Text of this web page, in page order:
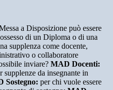
a Disposizione può essere
di un Diploma o di una
supplenza come docente,
o collaboratore
inviare? MAD Docenti:
supplenze da insegnante in
Sostegno: per chi vuole essere